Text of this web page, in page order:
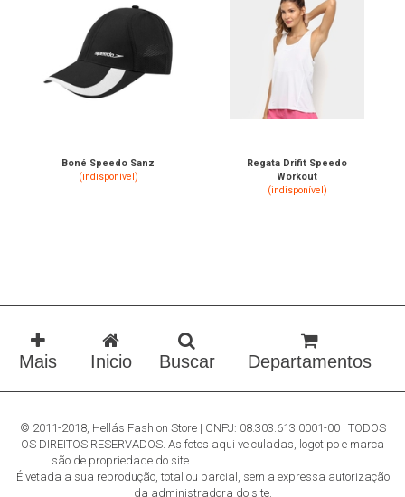
Boné Speedo Sanz
(indisponível)
Regata Drifit Speedo
Workout
(indisponível)
Mais Inicio Buscar Departamentos
© 2011-2018, Hellás Fashion Store | CNPJ: 08.303.613.0001-00 | TODOS
OS DIREITOS RESERVADOS. As fotos aqui veiculadas, logotipo e marca
são de propriedade do site
.
É vetada a sua reprodução, total ou parcial, sem a expressa autorização
da administradora do site.